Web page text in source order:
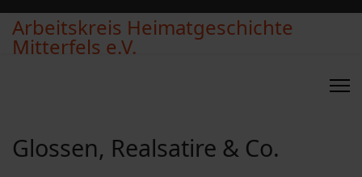
Arbeitskreis Heimatgeschichte
Mitterfels e.V.
Glossen, Realsatire & Co.